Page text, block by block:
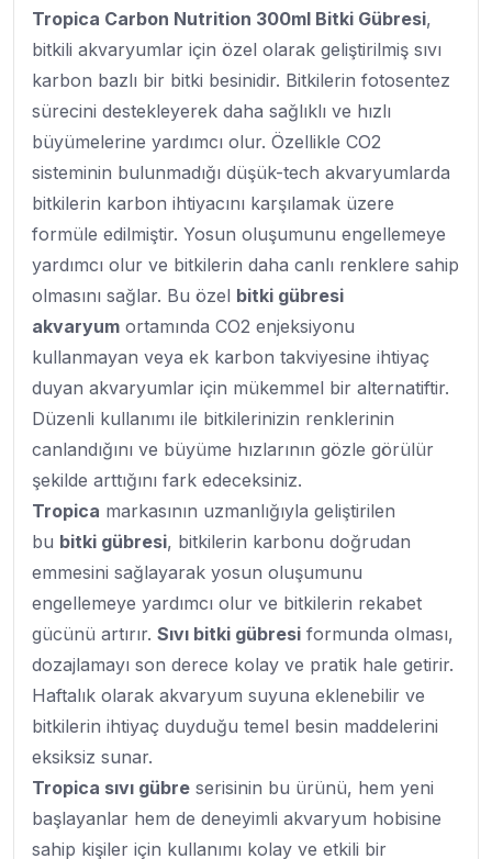
Tropica Carbon Nutrition 300ml Bitki Gübresi,
bitkili akvaryumlar için özel olarak geliştirilmiş sıvı
karbon bazlı bir bitki besinidir. Bitkilerin fotosentez
sürecini destekleyerek daha sağlıklı ve hızlı
büyümelerine yardımcı olur. Özellikle CO2
sisteminin bulunmadığı düşük-tech akvaryumlarda
bitkilerin karbon ihtiyacını karşılamak üzere
formüle edilmiştir. Yosun oluşumunu engellemeye
yardımcı olur ve bitkilerin daha canlı renklere sahip
olmasını sağlar. Bu özel bitki gübresi
akvaryum ortamında CO2 enjeksiyonu
kullanmayan veya ek karbon takviyesine ihtiyaç
duyan akvaryumlar için mükemmel bir alternatiftir.
Düzenli kullanımı ile bitkilerinizin renklerinin
canlandığını ve büyüme hızlarının gözle görülür
şekilde arttığını fark edeceksiniz.
Tropica markasının uzmanlığıyla geliştirilen
bu bitki gübresi, bitkilerin karbonu doğrudan
emmesini sağlayarak yosun oluşumunu
engellemeye yardımcı olur ve bitkilerin rekabet
gücünü artırır. Sıvı bitki gübresi formunda olması,
dozajlamayı son derece kolay ve pratik hale getirir.
Haftalık olarak akvaryum suyuna eklenebilir ve
bitkilerin ihtiyaç duyduğu temel besin maddelerini
eksiksiz sunar.
Tropica sıvı gübre serisinin bu ürünü, hem yeni
başlayanlar hem de deneyimli akvaryum hobisine
sahip kişiler için kullanımı kolay ve etkili bir